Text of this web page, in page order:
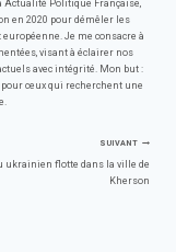
Actualité Politique Française,
en 2020 pour démêler les
Je me consacre à
visant à éclairer nos
avec intégrité. Mon but :
ceux qui recherchent une
SUIVANT
ukrainien flotte dans la ville de
Kherson